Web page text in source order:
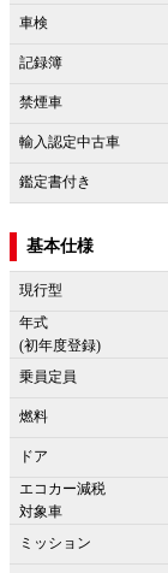
車検
記録簿
禁煙車
輸入認定中古車
鑑定書付き
基本仕様
現行型
年式
(初年度登録)
乗員定員
燃料
ドア
エコカー減税
対象車
ミッション